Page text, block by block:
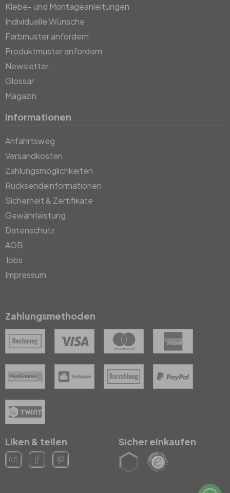
Klebe- und Montageanleitungen
Individuelle Wünsche
Farbmuster anfordern
Produktmuster anfordern
Newsletter
Glossar
Magazin
Informationen
Anfahrtsweg
Versandkosten
Zahlungsmöglichkeiten
Rücksendeinformationen
Sicherheit & Zertifikate
Gewährleistung
Datenschutz
AGB
Jobs
Impressum
Zahlungsmethoden
Liken & teilen Sicher einkaufen